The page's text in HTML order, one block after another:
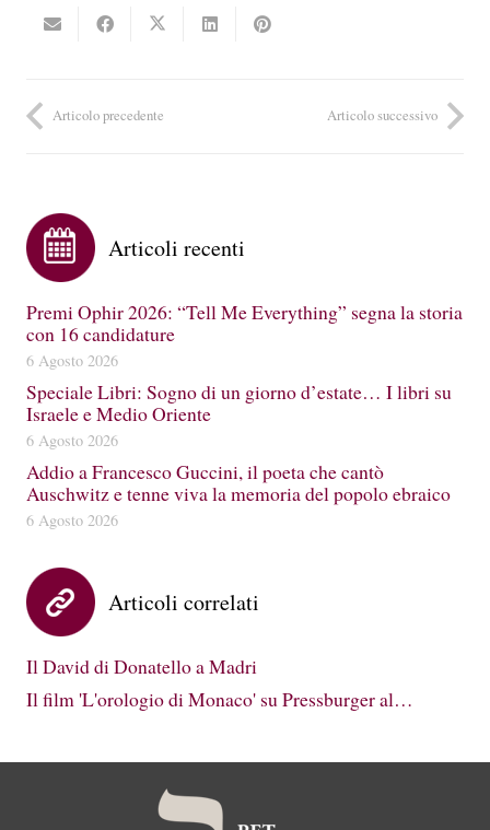
Articolo precedente Articolo successivo
Articoli recenti
Premi Ophir 2026: “Tell Me Everything” segna la storia
con 16 candidature
6 Agosto 2026
Speciale Libri: Sogno di un giorno d’estate… I libri su
Israele e Medio Oriente
6 Agosto 2026
Addio a Francesco Guccini, il poeta che cantò
Auschwitz e tenne viva la memoria del popolo ebraico
6 Agosto 2026
Articoli correlati
Il David di Donatello a Madri
Il film 'L'orologio di Monaco' su Pressburger al…